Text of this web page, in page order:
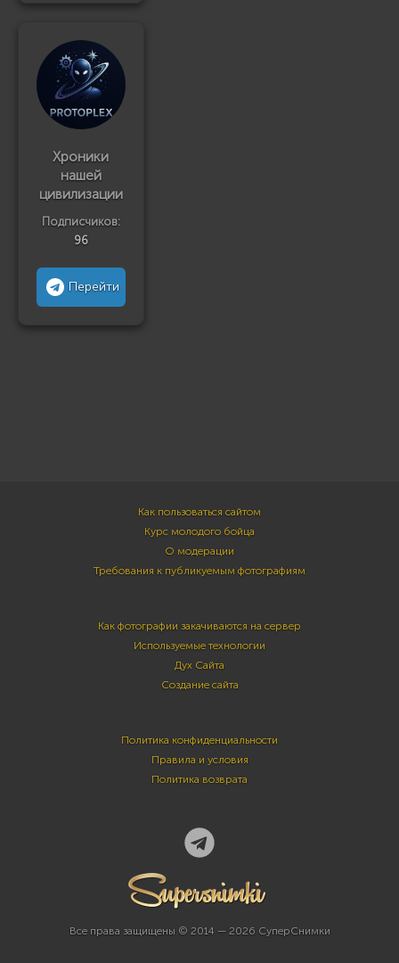
Хроники
нашей
цивилизации
Подписчиков:
96
Перейти
Как пользоваться сайтом
Курс молодого бойца
О модерации
Требования к публикуемым фотографиям
Как фотографии закачиваются на сервер
Используемые технологии
Дух Сайта
Создание сайта
Политика конфиденциальности
Правила и условия
Политика возврата
Все права защищены © 2014 — 2026 СуперСнимки